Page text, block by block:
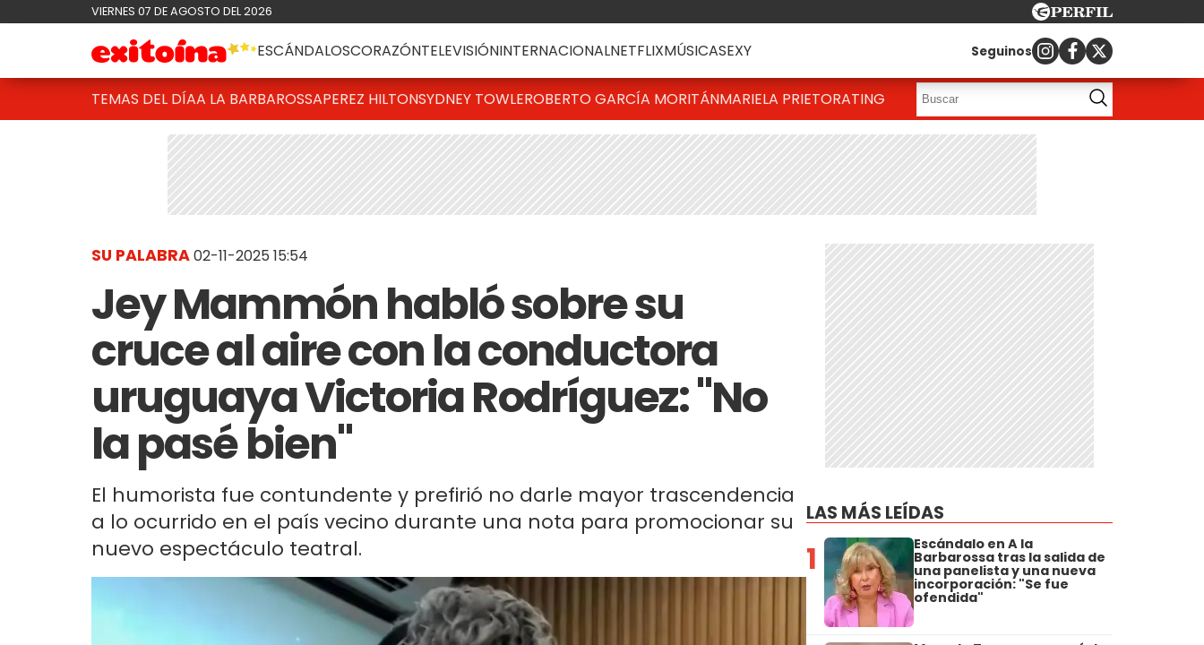
VIERNES 07 DE AGOSTO DEL 2026
ESCÁNDALOSCORAZÓNTELEVISIÓNINTERNACIONALNETFLIXMÚSICASEXY Seguinos
TEMAS DEL DÍAA LA BARBAROSSAPEREZ HILTONSYDNEY TOWLEROBERTO GARCÍA MORITÁNMARIELA PRIETORATING
SU PALABRA02-11-2025 15:54
Jey Mammón habló sobre su
cruce al aire con la conductora
uruguaya Victoria Rodríguez: "No
la pasé bien"
El humorista fue contundente y prefirió no darle mayor trascendencia
a lo ocurrido en el país vecino durante una nota para promocionar su
nuevo espectáculo teatral.
LAS MÁS LEÍDAS
1 Escándalo en A la
Barbarossa tras la salida de
una panelista y una nueva
incorporación: "Se fue
ofendida"